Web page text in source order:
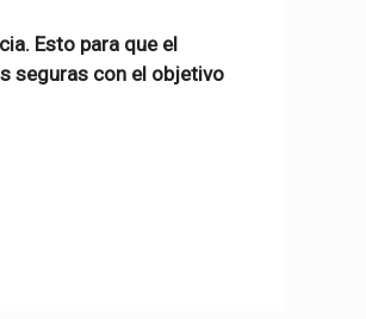
Esto para que el
seguras con el objetivo